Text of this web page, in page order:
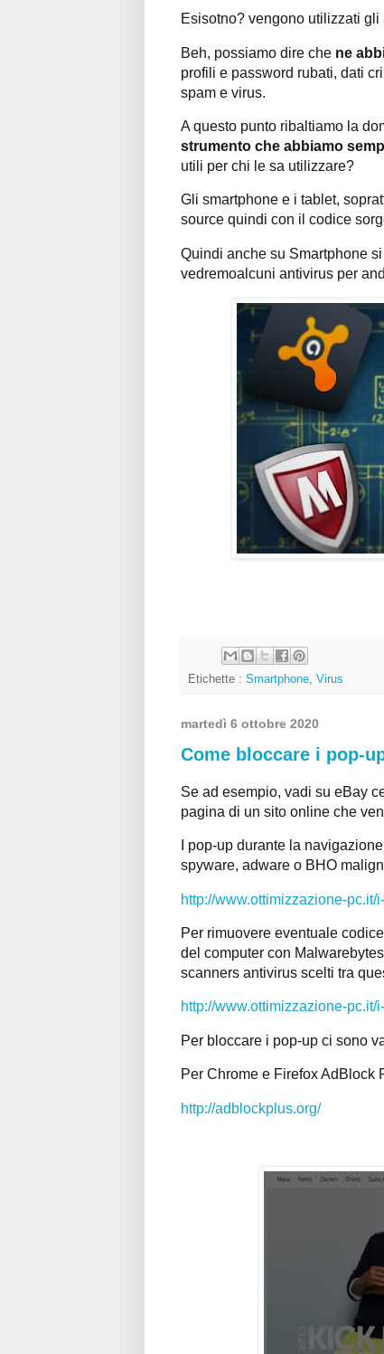
Esisotno? vengono utilizzati
Beh, possiamo dire che ne
profili e password rubati, dati
spam e virus.
A questo punto ribaltiamo la
strumento che abbiamo
utili per chi le sa utilizzare?
Gli smartphone e i tablet,
source quindi con il codice
Quindi anche su Smartphone
vedremoalcuni antivirus per
Etichette : Smartphone, Virus
martedì 6 ottobre 2020
Come bloccare i pop-
Se ad esempio, vadi su eBay
pagina di un sito online che
I pop-up durante la
spyware, adware o BHO
http://www.ottimizzazione-pc.it/
Per rimuovere eventuale
del computer con
scanners antivirus scelti tra
http://www.ottimizzazione-pc.it/
Per bloccare i pop-up ci sono
Per Chrome e Firefox AdBlock
http://adblockplus.org/